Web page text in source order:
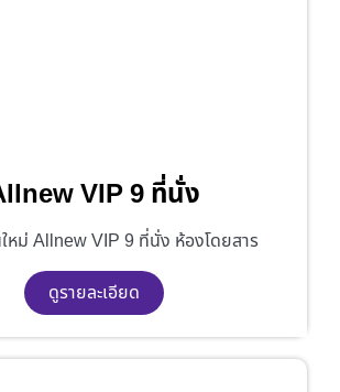
VIP 9 ที่นั่ง
หม่ Allnew VIP 9 ที่นั่ง ห้องโดยสาร
ดูรายละเอียด